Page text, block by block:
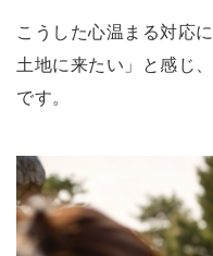
こうした心温まる対応
土地に来たい」と感じ
です。